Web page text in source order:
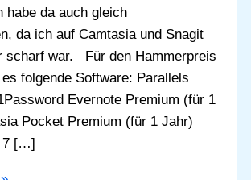
habe da auch gleich
da ich auf Camtasia und Snagit
scharf war. Für den Hammerpreis
folgende Software: Parallels
Evernote Premium (für 1
Pocket Premium (für 1 Jahr)
7 […]